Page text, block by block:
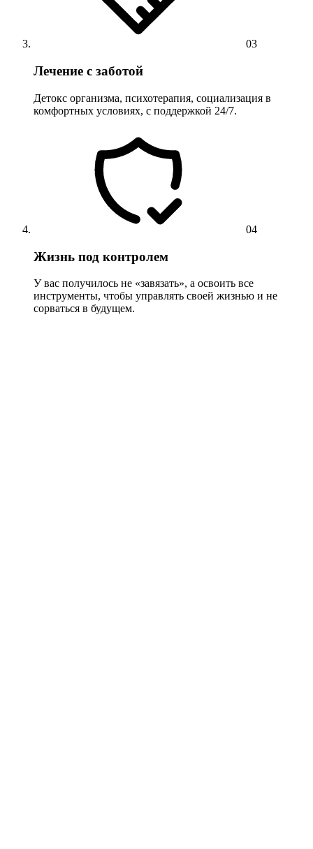
03
Лечение с заботой
Детокс организма, психотерапия, социализация в
комфортных условиях, с поддержкой 24/7.
04
Жизнь под контролем
У вас получилось не «завязать», а освоить все
инструменты, чтобы управлять своей жизнью и не
сорваться в будущем.